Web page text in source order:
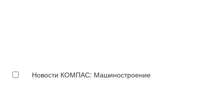
Новости КОМПАС: Машиностроение